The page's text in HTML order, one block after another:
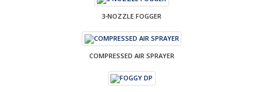
3-NOZZLE FOGGER
COMPRESSED AIR SPRAYER